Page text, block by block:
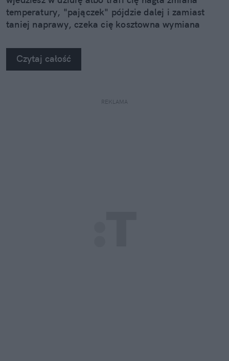
temperatury, "pajączek" pójdzie dalej i zamiast
taniej naprawy, czeka cię kosztowna wymiana
na własne oczy zobaczyć, jak profesjonaliści radzą
sobie z takimi uszkodzeniami.
Czytaj całość
REKLAMA